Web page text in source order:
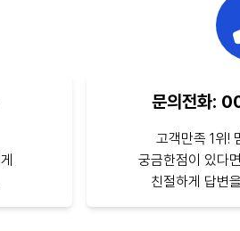
문의전화:
고객만족 1위!
궁금한점이 있다
친절하게 답변